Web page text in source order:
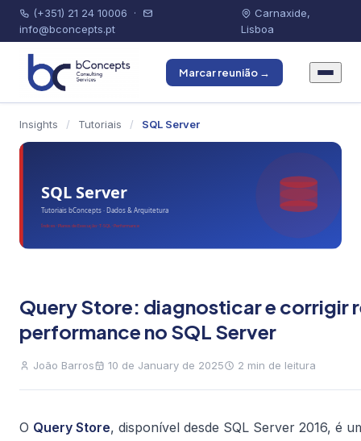
(+351) 21 24 10006 ·
info@bconcepts.pt
Carnaxide,
Lisboa
Marcar reunião →
Insights / Tutoriais / SQL Server
Query Store: diagnosticar e corrigir
performance no SQL Server
João Barros 10 de January de 2025 2 min de leitura
O Query Store, disponível desde SQL Server 2016, é